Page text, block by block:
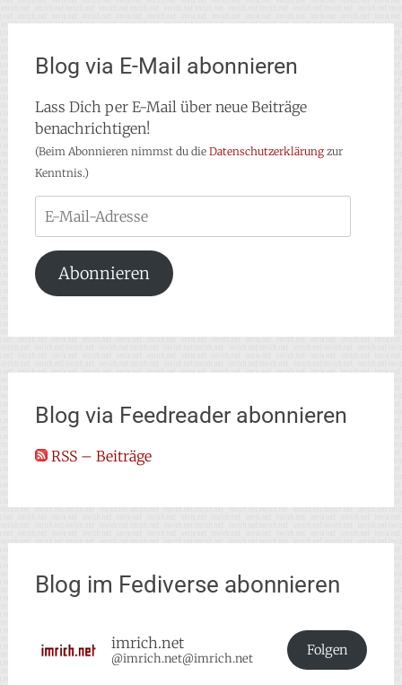
Blog via E-Mail abonnieren
Lass Dich per E-Mail über neue Beiträge
benachrichtigen!
(Beim Abonnieren nimmst du die Datenschutzerklärungzur
Kenntnis.)
Mail-
Adresse
Abonnieren
Blog via Feedreader abonnieren
RSS – Beiträge
Blog im Fediverse abonnieren
imrich.net
@imrich.net@imrich.net
Folgen